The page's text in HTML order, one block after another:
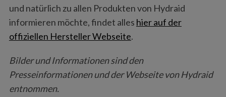
und natürlich zu allen Produkten von Hydraid
informieren möchte, findet alles hier auf der
offiziellen Hersteller Webseite.
Bilder und Informationen sind den
Presseinformationen und der Webseite von Hydraid
entnommen.